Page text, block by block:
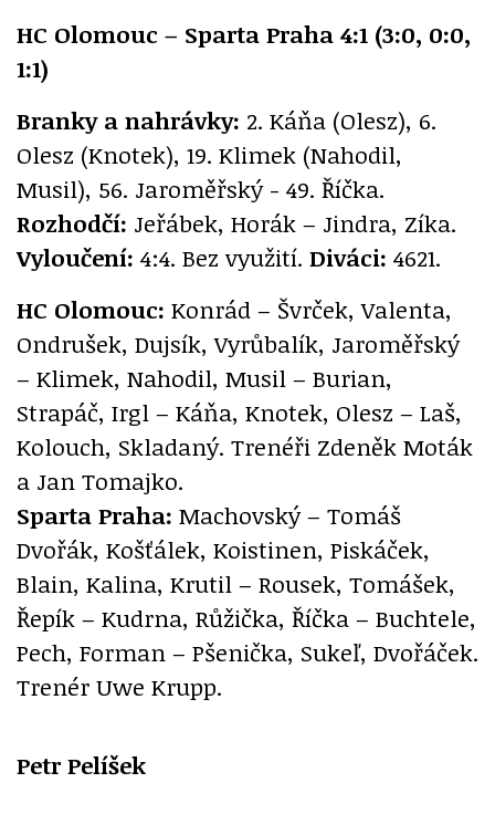
HC Olomouc – Sparta Praha 4:1 (3:0, 0:0,
1:1)
Branky a nahrávky: 2. Káňa (Olesz), 6.
Olesz (Knotek), 19. Klimek (Nahodil,
Musil), 56. Jaroměřský - 49. Říčka.
Rozhodčí: Jeřábek, Horák – Jindra, Zíka.
Vyloučení: 4:4. Bez využití. Diváci: 4621.
HC Olomouc: Konrád – Švrček, Valenta,
Ondrušek, Dujsík, Vyrůbalík, Jaroměřský
– Klimek, Nahodil, Musil – Burian,
Strapáč, Irgl – Káňa, Knotek, Olesz – Laš,
Kolouch, Skladaný. Trenéři Zdeněk Moták
a Jan Tomajko.
Sparta Praha: Machovský – Tomáš
Dvořák, Košťálek, Koistinen, Piskáček,
Blain, Kalina, Krutil – Rousek, Tomášek,
Řepík – Kudrna, Růžička, Říčka – Buchtele,
Pech, Forman – Pšenička, Sukeľ, Dvořáček.
Trenér Uwe Krupp.
Petr Pelíšek